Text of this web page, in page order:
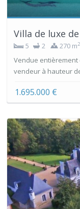
Villa de luxe
5 2 270 m2
Vendue entièrement
vendeur à hauteur
1.695.000 €